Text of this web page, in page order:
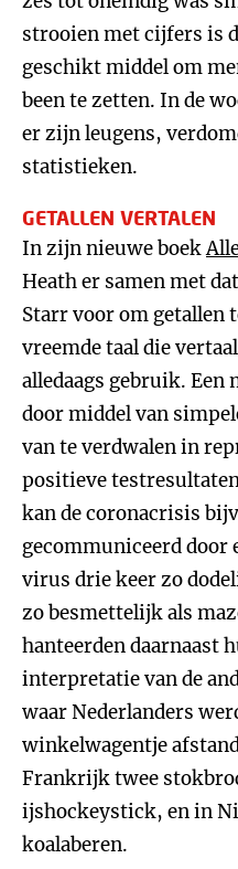
strooien met cijfers is
geschikt middel om
been te zetten. In de
er zijn leugens,
statistieken.
GETALLEN VERTALEN
In zijn nieuwe boek
Heath er samen met
Starr voor om getallen
vreemde taal die
alledaags gebruik. Een
door middel van
van te verdwalen in
positieve
kan de coronacrisis
gecommuniceerd door
virus drie keer zo
zo besmettelijk als
hanteerden daarnaast
interpretatie van de
waar Nederlanders
winkelwagentje
Frankrijk twee
ijshockeystick, en in
koalaberen.